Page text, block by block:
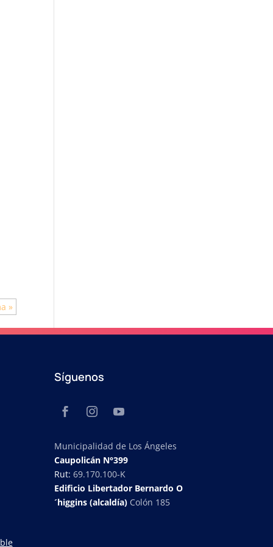
»
Síguenos
Municipalidad de Los Ángeles
Caupolicán N°399
Rut:69.170.100-K
Edificio Libertador Bernardo O
´higgins (alcaldía) Colón 185